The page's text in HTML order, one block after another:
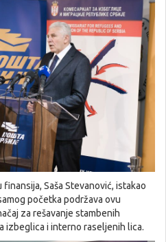
Saša Stevanović, istakao
početka podržava ovu
za rešavanje stambenih
izbeglica i interno raseljenih lica.